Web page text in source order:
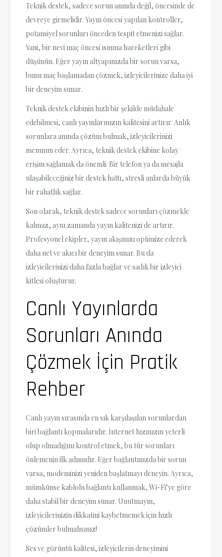
Teknik destek, sadece sorun anında değil, öncesinde de
devreye girmelidir. Yayın öncesi yapılan kontroller,
potansiyel sorunları önceden tespit etmenizi sağlar.
Yani, bir nevi maç öncesi ısınma hareketleri gibi
düşünün. Eğer yayın altyapınızda bir sorun varsa,
bunu maç başlamadan çözmek, izleyicilerinize daha iyi
bir deneyim sunar.
Teknik destek ekibinin hızlı bir şekilde müdahale
edebilmesi, canlı yayınlarınızın kalitesini artırır. Anlık
sorunlara anında çözüm bulmak, izleyicilerinizi
memnun eder. Ayrıca, teknik destek ekibine kolay
erişim sağlamak da önemli. Bir telefon ya da mesajla
ulaşabileceğiniz bir destek hattı, stresli anlarda büyük
bir rahatlık sağlar.
Son olarak, teknik destek sadece sorunları çözmekle
kalmaz, aynı zamanda yayın kalitenizi de artırır.
Profesyonel ekipler, yayın akışınızı optimize ederek
daha net ve akıcı bir deneyim sunar. Bu da
izleyicilerinizi daha fazla bağlar ve sadık bir izleyici
kitlesi oluşturur.
Canlı Yayınlarda
Sorunları Anında
Çözmek İçin Pratik
Rehber
Canlı yayın sırasında en sık karşılaşılan sorunlardan
biri bağlantı kopmalarıdır. İnternet hızınızın yeterli
olup olmadığını kontrol etmek, bu tür sorunları
önlemenin ilk adımıdır. Eğer bağlantınızda bir sorun
varsa, modeminizi yeniden başlatmayı deneyin. Ayrıca,
mümkünse kablolu bağlantı kullanmak, Wi-Fi’ye göre
daha stabil bir deneyim sunar. Unutmayın,
izleyicilerinizin dikkatini kaybetmemek için hızlı
çözümler bulmalısınız!
Ses ve görüntü kalitesi, izleyicilerin deneyimini